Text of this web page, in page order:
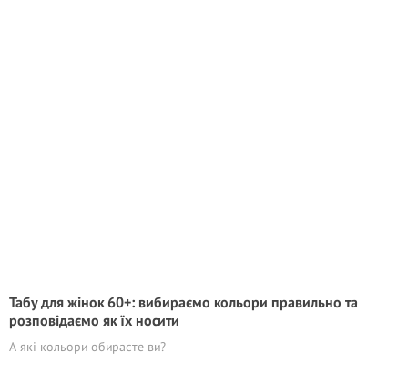
Табу для жінок 60+: вибираємо кольори правильно та
розповідаємо як їх носити
А які кольори обираєте ви?